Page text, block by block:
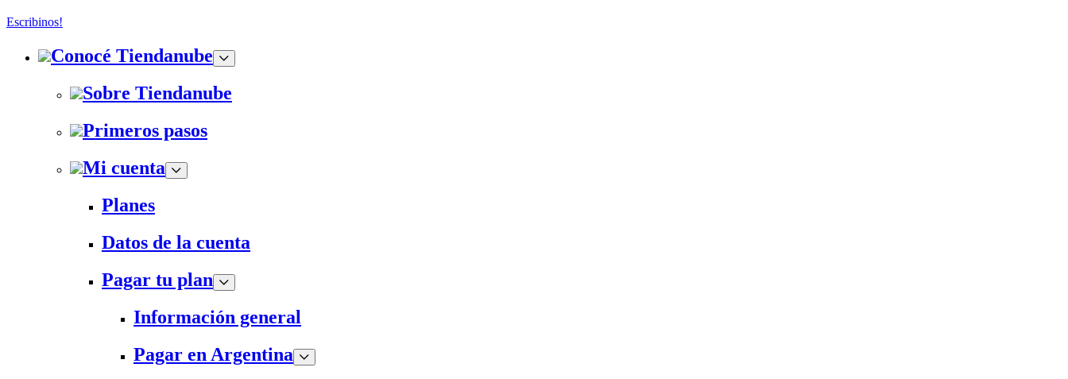
Escribinos!
Conocé Tiendanube
Sobre Tiendanube
Primeros pasos
Mi cuenta
Planes
Datos de la cuenta
Pagar tu plan
Información general
Pagar en Argentina